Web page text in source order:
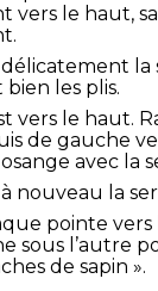
vers le haut,
la
les plis.
vers le haut.
de gauche
avec la
nouveau la
pointe vers
sous l’autre
de sapin ».